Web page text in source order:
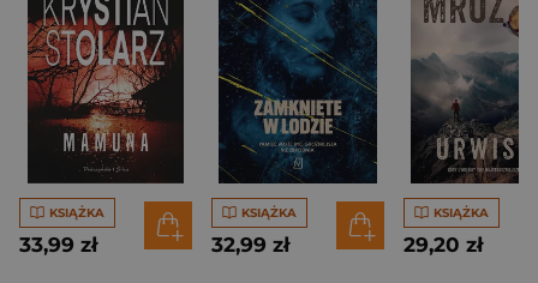
KSIĄŻKA
33,99 zł
KSIĄŻKA
32,99 zł
KSIĄŻKA
29,20 zł